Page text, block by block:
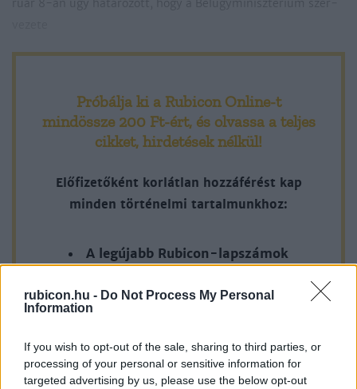
rubicon.hu - Do Not Process My Personal
Information
If you wish to opt-out of the sale, sharing to third parties, or
processing of your personal or sensitive information for
targeted advertising by us, please use the below opt-out
Próbálja ki a Rubicon Online-t
mindössze 200 Ft-ért, és olvassa a teljes
cikket, hirdetések nélkül!
Előfizetőként korlátlan hozzáférést kap
minden történelmi tartalmunkhoz:
A legújabb Rubicon-lapszámok
Több mint 370 korábbi lapszámunk
Rubicon Online rovatok cikkei
Hirdetésmentes olvasó felület